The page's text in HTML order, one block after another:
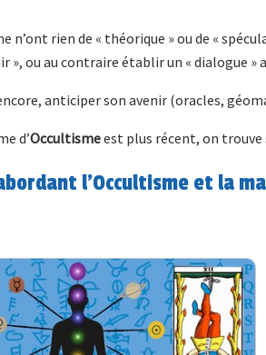
rien de « théorique » ou de «
ou au contraire établir un « dialogue »
anticiper son avenir (oracles,
d’Occultismeest plus récent, on trouve
l'Occultisme et la